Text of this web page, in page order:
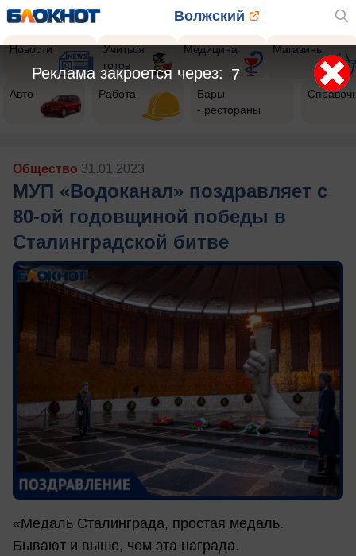
Волжский
Новости
Учиться
готов
Медицина Магазины
Авто Работа
Бары
- рестораны
Общество 31.01.2023
МУП «Водоканал» поздравляет с
80-ой годовщиной победы в
Сталинградской битве
«Медаль Сталинграда, простая медаль.
Бывают и выше, чем эта награда.
5
Реклама закроется через: